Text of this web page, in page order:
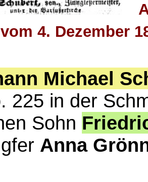
4. Dezember
Michael
225 in der
Sohn
Anna